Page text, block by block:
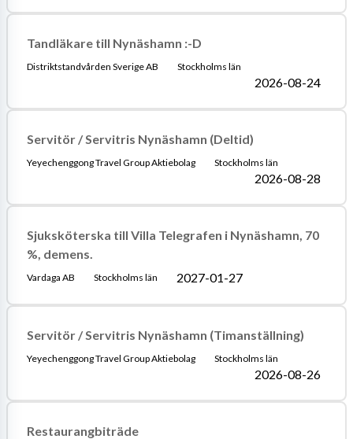
Tandläkare till Nynäshamn :-D
Distriktstandvården Sverige AB Stockholms län
2026-08-24
Servitör / Servitris Nynäshamn (Deltid)
Yeyechenggong Travel Group Aktiebolag Stockholms län
2026-08-28
Sjuksköterska till Villa Telegrafen i Nynäshamn, 70
%, demens.
Vardaga AB Stockholms län 2027-01-27
Servitör / Servitris Nynäshamn (Timanställning)
Yeyechenggong Travel Group Aktiebolag Stockholms län
2026-08-26
Restaurangbiträde